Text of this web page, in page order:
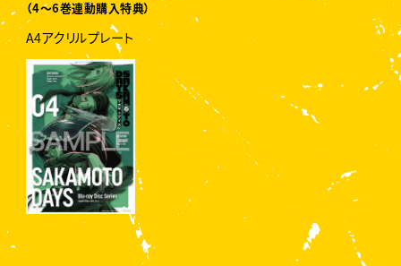
（4〜6巻連動購入特典）
A4アクリルプレート